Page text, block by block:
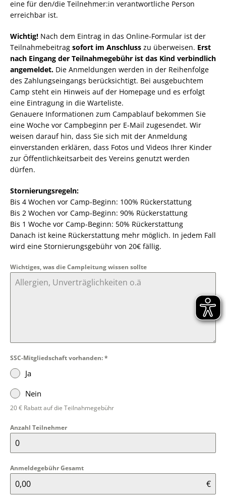
eine für den/die Teilnehmer:in verantwortliche Person
erreichbar ist.
Wichtig! Nach dem Eintrag in das Online-Formular ist der
Teilnahmebeitrag sofort im Anschluss zu überweisen. Erst
nach Eingang der Teilnahmegebühr ist das Kind verbindlich
angemeldet. Die Anmeldungen werden in der Reihenfolge
des Zahlungseingangs berücksichtigt. Bei ausgebuchtem
Camp steht ein Hinweis auf der Homepage und es erfolgt
eine Eintragung in die Warteliste.
Genauere Informationen zum Campablauf bekommen Sie
eine Woche vor Campbeginn per E-Mail zugesendet. Wir
weisen darauf hin, dass Sie sich mit der Anmeldung
einverstanden erklären, dass Fotos und Videos Ihrer Kinder
zur Öffentlichkeitsarbeit des Vereins genutzt werden
dürfen.
Stornierungsregeln:
Bis 4 Wochen vor Camp-Beginn: 100% Rückerstattung
Bis 2 Wochen vor Camp-Beginn: 90% Rückerstattung
Bis 1 Woche vor Camp-Beginn: 50% Rückerstattung
Danach ist keine Rückerstattung mehr möglich. In jedem Fall
wird eine Stornierungsgebühr von 20€ fällig.
Wichtiges, was die Campleitung wissen sollte
SSC-Mitgliedschaft vorhanden:*
Ja
Nein
20 € Rabatt auf die Teilnahmegebühr
Anzahl Teilnehmer
Anmeldegebühr Gesamt
€